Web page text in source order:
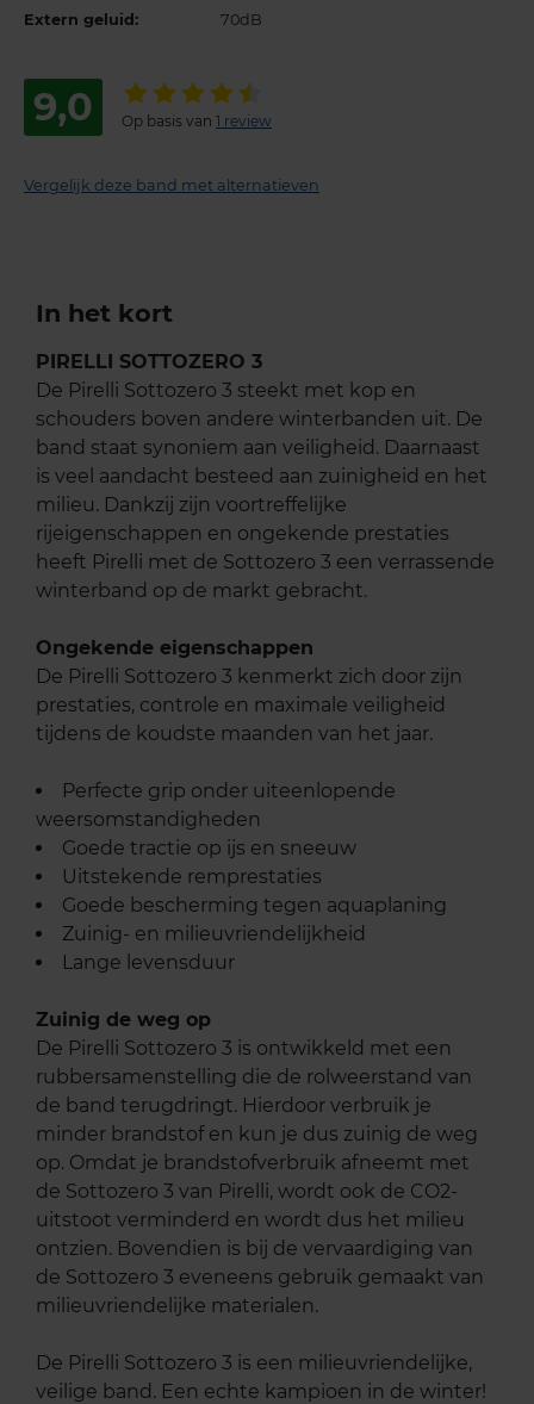
Extern geluid: 70dB
9,0 Op basis van 1 review
Vergelijk deze band met alternatieven
In het kort
PIRELLI SOTTOZERO 3
De Pirelli Sottozero 3 steekt met kop en
schouders boven andere winterbanden uit. De
band staat synoniem aan veiligheid. Daarnaast
is veel aandacht besteed aan zuinigheid en het
milieu. Dankzij zijn voortreffelijke
rijeigenschappen en ongekende prestaties
heeft Pirelli met de Sottozero 3 een verrassende
winterband op de markt gebracht.
Ongekende eigenschappen
De Pirelli Sottozero 3 kenmerkt zich door zijn
prestaties, controle en maximale veiligheid
tijdens de koudste maanden van het jaar.
Perfecte grip onder uiteenlopende
weersomstandigheden
Goede tractie op ijs en sneeuw
Uitstekende remprestaties
Goede bescherming tegen aquaplaning
Zuinig- en milieuvriendelijkheid
Lange levensduur
Zuinig de weg op
De Pirelli Sottozero 3 is ontwikkeld met een
rubbersamenstelling die de rolweerstand van
de band terugdringt. Hierdoor verbruik je
minder brandstof en kun je dus zuinig de weg
op. Omdat je brandstofverbruik afneemt met
de Sottozero 3 van Pirelli, wordt ook de CO2-
uitstoot verminderd en wordt dus het milieu
ontzien. Bovendien is bij de vervaardiging van
de Sottozero 3 eveneens gebruik gemaakt van
milieuvriendelijke materialen.
De Pirelli Sottozero 3 is een milieuvriendelijke,
veilige band. Een echte kampioen in de winter!